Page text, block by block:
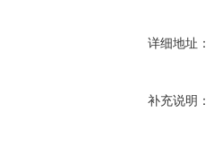
详细地址：
补充说明：